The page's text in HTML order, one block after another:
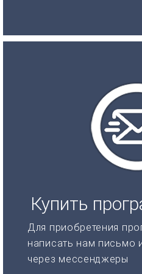
Купить
Для приобретения
написать нам письмо
через мессенджеры